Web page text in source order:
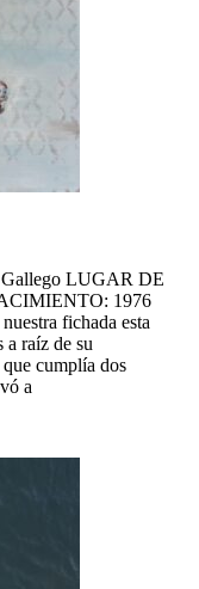
LUGAR DE
1976
fichada esta
a raíz de su
cumplía dos
a